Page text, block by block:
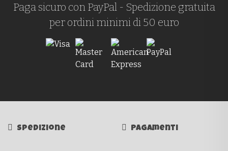
Paga sicuro con PayPal - Spedizione gratuita
per ordini minimi di 50 euro
Spedizione Pagamenti